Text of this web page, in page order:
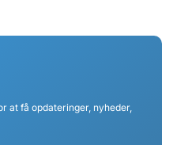
at få opdateringer, nyheder,